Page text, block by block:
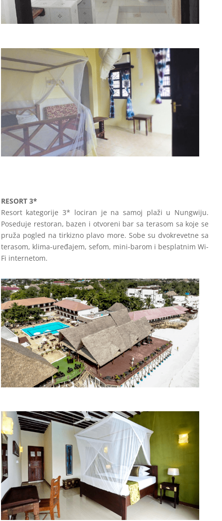
RESORT 3*
Resort kategorije 3* lociran je na samoj plaži u Nungwiju.
Poseduje restoran, bazen i otvoreni bar sa terasom sa koje se
pruža pogled na tirkizno plavo more. Sobe su dvokrevetne sa
terasom, klima-uređajem, sefom, mini-barom i besplatnim Wi-
Fi internetom.